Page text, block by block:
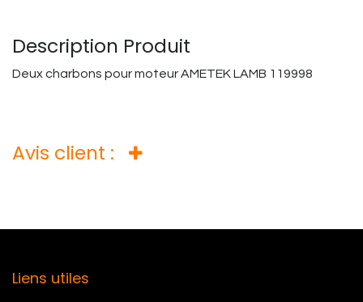
Description Produit
Deux charbons pour moteur AMETEK LAMB 119998
Avis client :
Liens utiles